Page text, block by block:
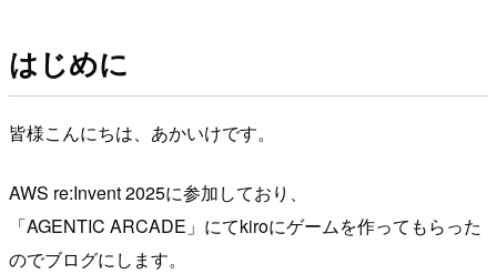
はじめに
皆様こんにちは、あかいけです。
AWS re:Invent 2025に参加しており、
「AGENTIC ARCADE」にてkiroにゲームを作ってもらった
のでブログにします。